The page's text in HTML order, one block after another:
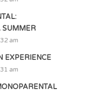
SUMMER
am
EXPERIENCE
am